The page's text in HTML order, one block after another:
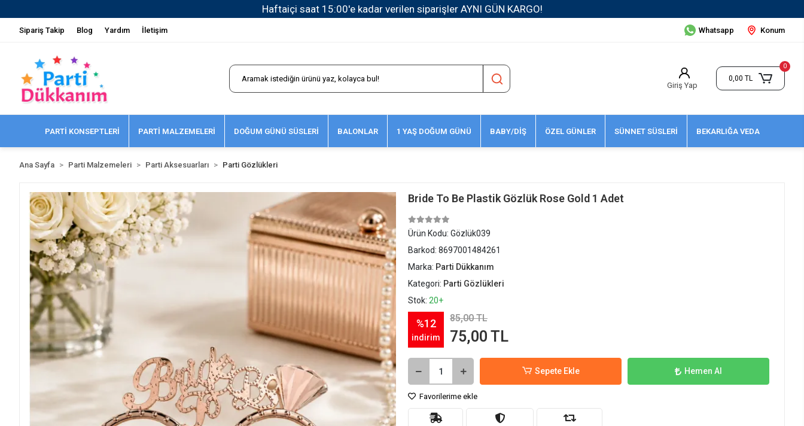
1500 TL ve Üzeri Kargo Ücretsiz!
Sipariş Takip Blog Yardım İletişim Whatsapp Konum
Giriş Yap
0
0,00 TL
PARTİ KONSEPTLERİ PARTİ MALZEMELERİ DOĞUM GÜNÜ SÜSLERİ BALONLAR 1 YAŞ DOĞUM GÜNÜ BABY/DİŞ ÖZEL GÜNLER SÜNNET SÜSLERİ BEKARLIĞA VEDA
Ana Sayfa Parti Malzemeleri Parti Aksesuarları Parti Gözlükleri
Bride To Be Plastik Gözlük Rose Gold 1 Adet
Ürün Kodu: Gözlük039
Barkod: 8697001484261
Marka: Parti Dükkanım
Kategori: Parti Gözlükleri
Stok: 20+
%12
indirim
85,00 TL
75,00 TL
Sepete Ekle Hemen Al
Favorilerime ekle